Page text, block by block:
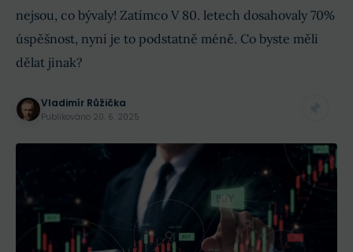
nejsou, co bývaly! Zatímco V 80. letech dosahovaly 70%
úspěšnost, nyní je to podstatně méně. Co byste měli
dělat jinak?
Vladimír Růžička
Publikováno 20. 6. 2025